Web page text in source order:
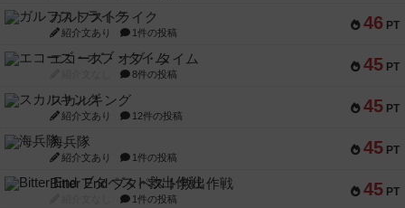
46 PT
ガルフストライク
紹介文あり 1件の投稿
45 PT
エコーズ・オブ・タイム
8件の投稿
45 PT
スカルキング
紹介文あり 12件の投稿
45 PT
海兵隊
紹介文あり 1件の投稿
45 PT
Bitter End ブタペスト救出作戦
1件の投稿